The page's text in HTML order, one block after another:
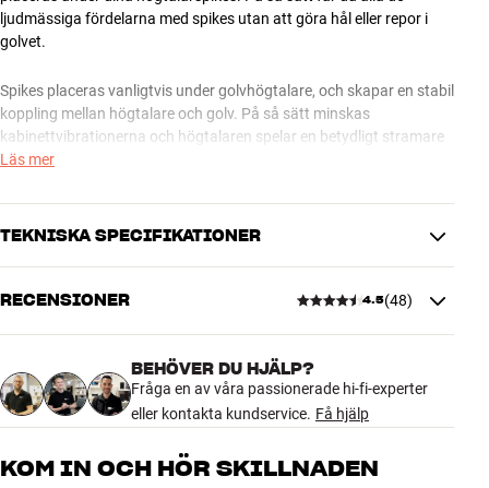
ljudmässiga fördelarna med spikes utan att göra hål eller repor i
golvet.
Spikes placeras vanligtvis under golvhögtalare, och skapar en stabil
koppling mellan högtalare och golv. På så sätt minskas
kabinettvibrationerna och högtalaren spelar en betydligt stramare
och mer exakt bas, samtidigt som klarhet och detaljrikedom i
vibrationerna som går ner i golvet, så samtidigt som du får bättre
ljud får du färre klagomål från grannen under dig.
Mer från Essentials
Läs mer
TEKNISKA SPECIFIKATIONER
DIMENSIONER OCH DESIGN
Färg
Svart
Vikt (kg)
0,08
Vikt emballage (kg)
0,09
Mått (förpackning)
9 x 0,5 x 20,5 cm (bredd x höjd x
RECENSIONER 4.5(48)
4.5
BEHÖVER DU HJÄLP?
Fråga en av våra passionerade hi-fi-experter
eller kontakta kundservice. Få hjälp
KOM IN OCH HÖR SKILLNADEN